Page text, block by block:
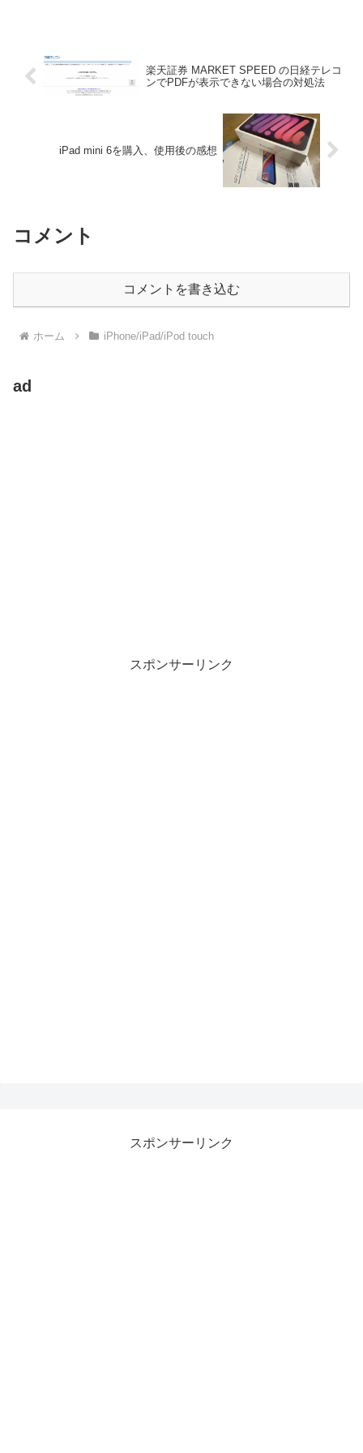
楽天証券 MARKET SPEED の日経テレコ
ンでPDFが表示できない場合の対処法
iPad mini 6を購入、使用後の感想
コメント
コメントを書き込む
ホーム iPhone/iPad/iPod touch
ad
スポンサーリンク
スポンサーリンク